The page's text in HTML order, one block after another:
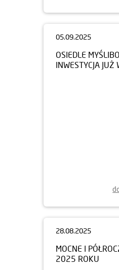
05.09.2025
OSIEDLE
INWESTYCJA JUŻ